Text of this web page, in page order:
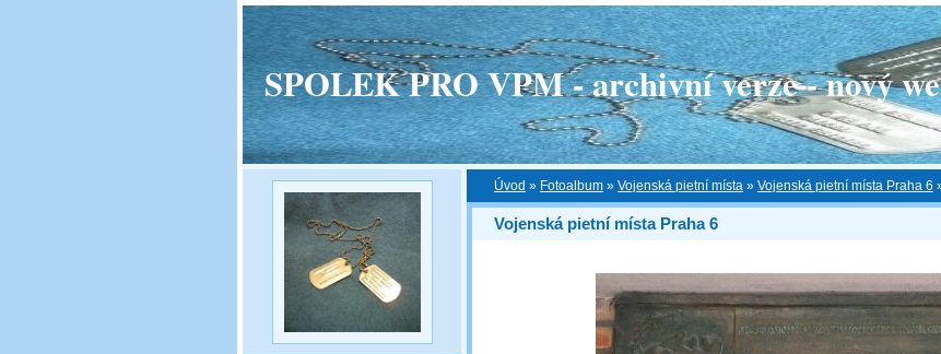
SPOLEK PRO VPM - archivní verze - nový
Úvod » Fotoalbum » Vojenská pietní místa » Vojenská pietní místa Praha 6
Vojenská pietní místa Praha 6